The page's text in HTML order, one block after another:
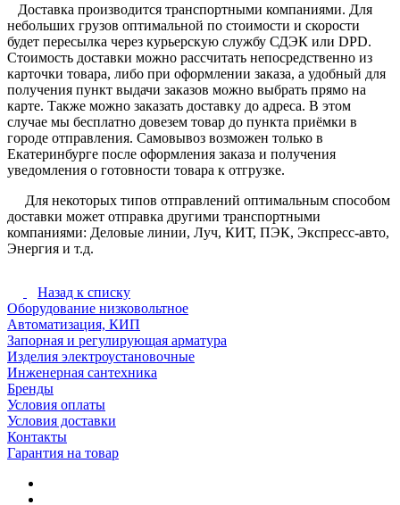
Доставка производится транспортными компаниями. Для
небольших грузов оптимальной по стоимости и скорости
будет пересылка через курьерскую службу СДЭК или DPD.
Стоимость доставки можно рассчитать непосредственно из
карточки товара, либо при оформлении заказа, а удобный для
получения пункт выдачи заказов можно выбрать прямо на
карте. Также можно заказать доставку до адреса. В этом
случае мы бесплатно довезем товар до пункта приёмки в
городе отправления. Самовывоз возможен только в
Екатеринбурге после оформления заказа и получения
уведомления о готовности товара к отгрузке.
Для некоторых типов отправлений оптимальным способом
доставки может отправка другими транспортными
компаниями: Деловые линии, Луч, КИТ, ПЭК, Экспресс-авто,
Энергия и т.д.
Назад к списку
Оборудование низковольтное
Автоматизация, КИП
Запорная и регулирующая арматура
Изделия электроустановочные
Инженерная сантехника
Бренды
Условия оплаты
Условия доставки
Контакты
Гарантия на товар